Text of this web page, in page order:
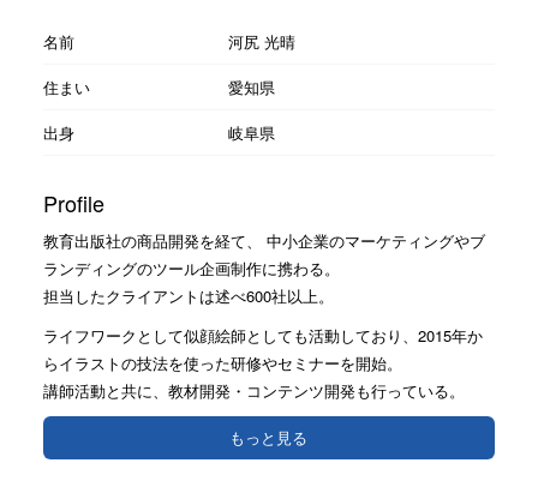
名前
河尻 光晴
住まい
愛知県
出身
岐阜県
Profile
教育出版社の商品開発を経て、 中小企業のマーケティングやブ
ランディングのツール企画制作に携わる。
担当したクライアントは述べ600社以上。
ライフワークとして似顔絵師としても活動しており、2015年か
らイラストの技法を使った研修やセミナーを開始。
講師活動と共に、教材開発・コンテンツ開発も行っている。
もっと見る